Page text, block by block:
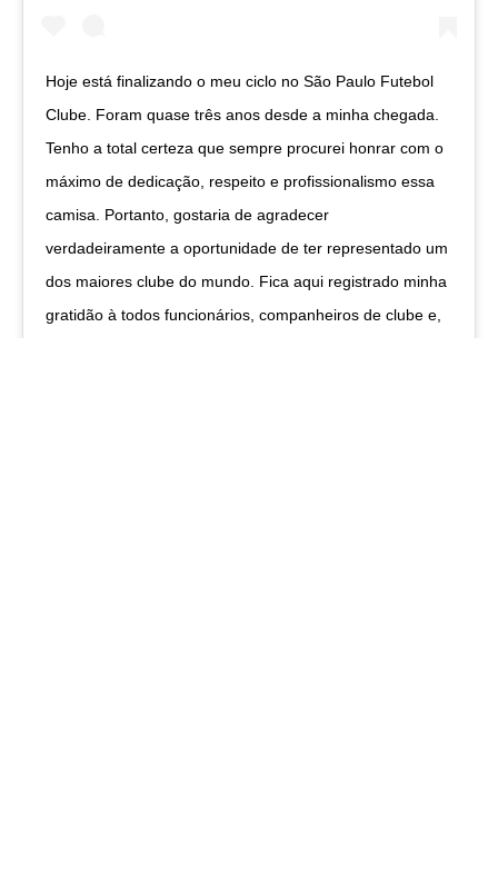
Hoje está finalizando o meu ciclo no São Paulo Futebol
Clube. Foram quase três anos desde a minha chegada.
Tenho a total certeza que sempre procurei honrar com o
máximo de dedicação, respeito e profissionalismo essa
camisa. Portanto, gostaria de agradecer
verdadeiramente a oportunidade de ter representado um
dos maiores clube do mundo. Fica aqui registrado minha
gratidão à todos funcionários, companheiros de clube e,